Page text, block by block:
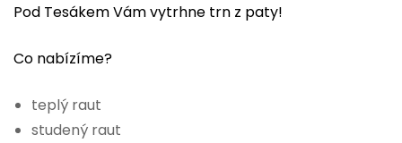
Pod Tesákem Vám vytrhne trn z paty!
Co nabízíme?
teplý raut
studený raut